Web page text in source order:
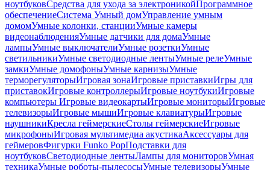
ноутбуковСредства для ухода за электроникойПрограммное
обеспечениеСистема Умный домУправление умным
домомУмные колонки, станцииУмные камеры
видеонаблюденияУмные датчики для домаУмные
лампыУмные выключателиУмные розеткиУмные
светильникиУмные светодиодные лентыУмные релеУмные
замкиУмные домофоныУмные карнизыУмные
терморегуляторыИгровая зонаИгровые приставкиИгры для
приставокИгровые контроллерыИгровые ноутбукиИгровые
компьютеры Игровые видеокартыИгровые мониторыИгровые
телевизорыИгровые мышиИгровые клавиатурыИгровые
наушникиКресла геймерскиеСтолы геймерскиеИгровые
микрофоныИгровая мультимедиа акустикаАксессуары для
геймеровФигурки Funko PopПодставки для
ноутбуковСветодиодные лентыЛампы для мониторовУмная
техникаУмные роботы-пылесосыУмные телевизорыУмные